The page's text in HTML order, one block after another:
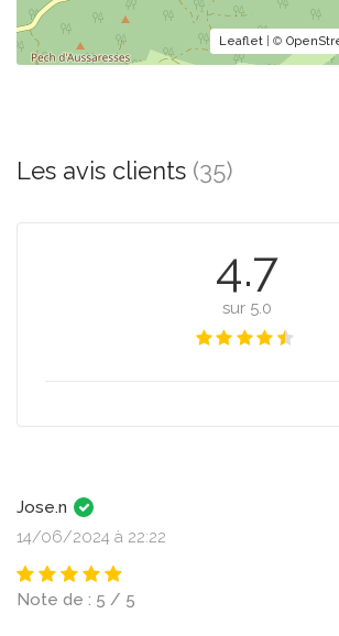
Leaflet | ©
Les avis clients (35)
4.7
sur 5.0
Jose.n
14/06/2024 à 22:22
Note de : 5 / 5